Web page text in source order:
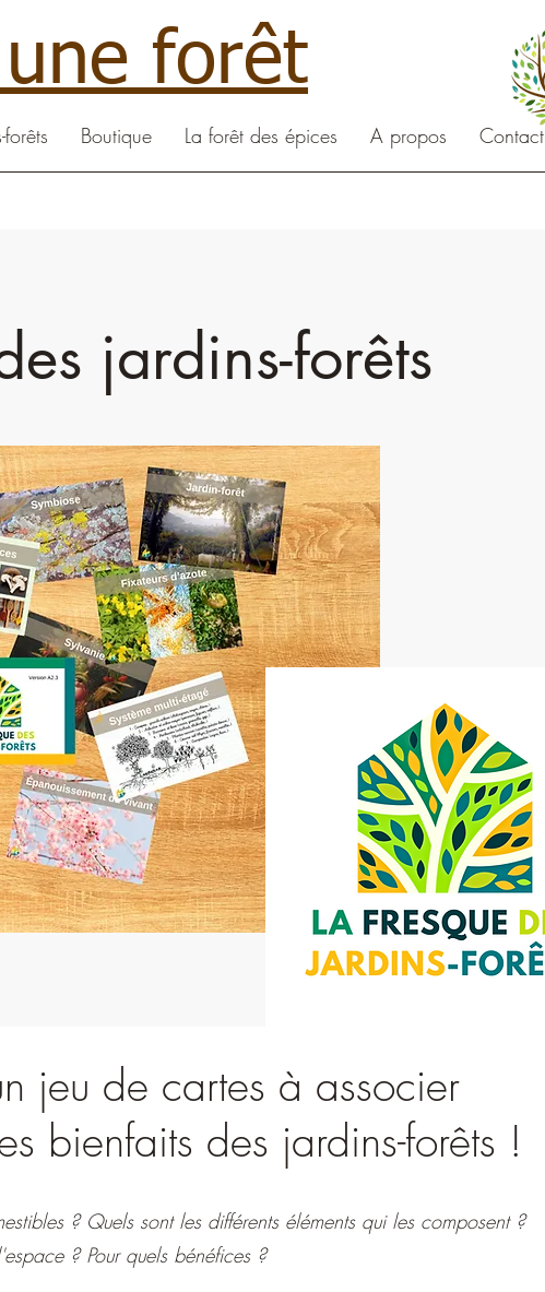
forêt
Boutique La forêt des épices A propos Contact
jardins-forêts
jeu de cartes à associer
bienfaits des jardins-forêts !
? Quels sont les différents éléments qui les composent ?
? Pour quels bénéfices ?